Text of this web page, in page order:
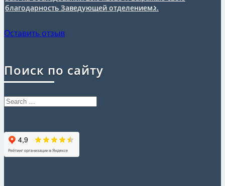
благодарность Заведующей отделением...
Оставить отзыв
Поиск по сайту